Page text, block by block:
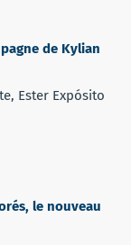
de Kylian
Ester Expósito
le nouveau